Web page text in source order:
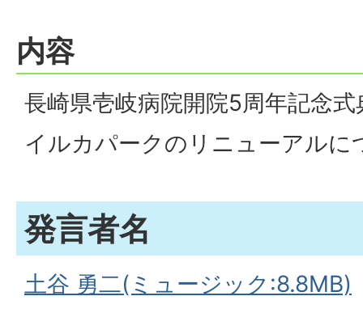
内容
長崎県壱岐病院開院5周年記念
イルカパークのリニューアルに
発言者名
土谷 勇二(ミュージック:8.8MB)